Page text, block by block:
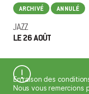
ARCHIVÉ ANNULÉ
JAZZ
LE 26 AOÛT
En raison des
Nous vous remercions